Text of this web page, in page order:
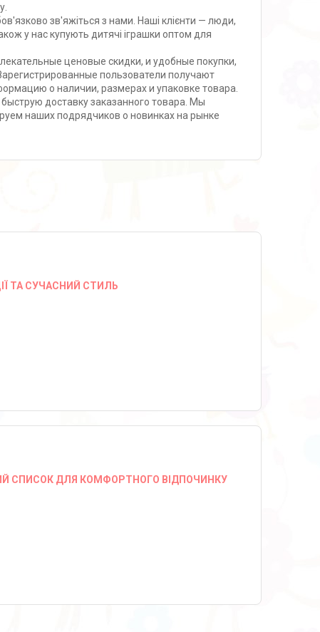
зв'яжіться з нами. Наші клієнти — люди,
у нас купують дитячі іграшки оптом для
ценовые скидки, и удобные покупки,
пользователи получают
о наличии, размерах и упаковке товара.
доставку заказанного товара. Мы
наших подрядчиков о новинках на рынке
ТА СУЧАСНИЙ СТИЛЬ
СПИСОК ДЛЯ КОМФОРТНОГО ВІДПОЧИНКУ